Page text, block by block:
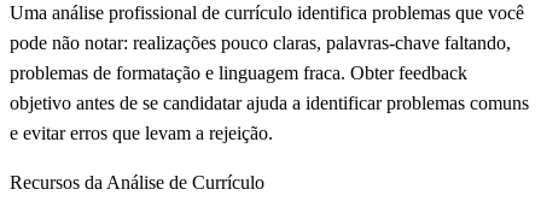
Uma análise profissional de currículo identifica problemas que você
pode não notar: realizações pouco claras, palavras-chave faltando,
problemas de formatação e linguagem fraca. Obter feedback
objetivo antes de se candidatar ajuda a identificar problemas comuns
e evitar erros que levam a rejeição.
Recursos da Análise de Currículo